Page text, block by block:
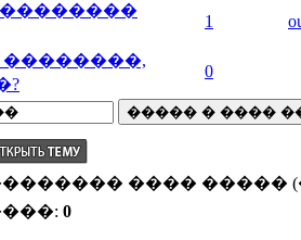
1
0
���� �����
0